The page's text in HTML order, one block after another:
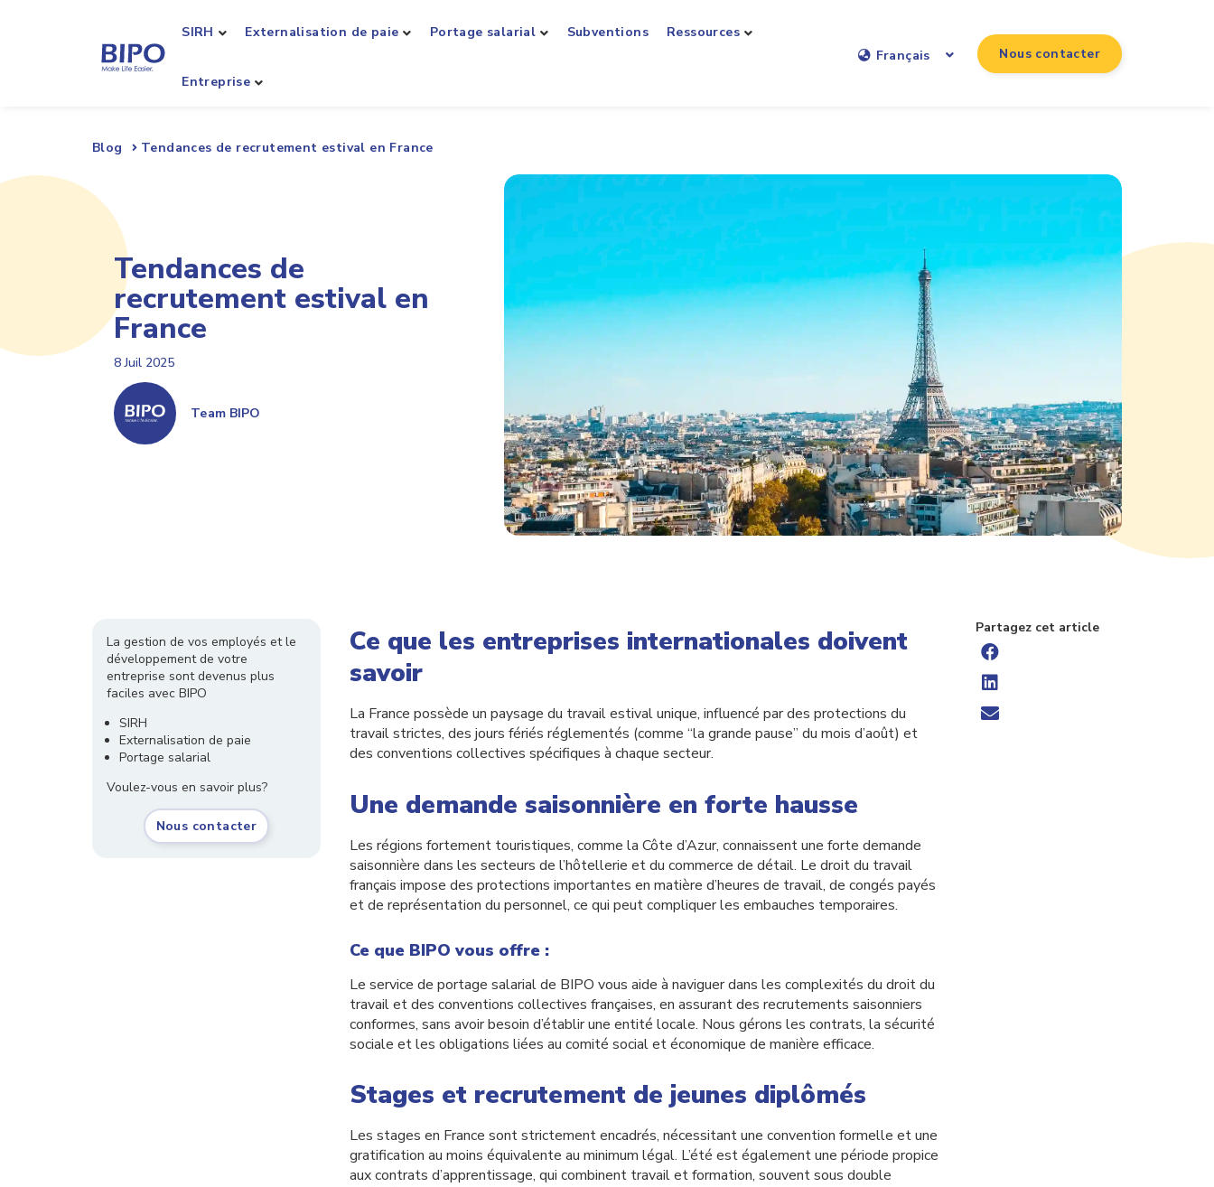
SIRH Externalisation de paie Portage salarial Subventions Ressources
Entreprise
Français Nous contacter
Blog Tendances de recrutement estival en France
Tendances de
recrutement estival en
France
8 Juil 2025
Team BIPO
La gestion de vos employés et le
développement de votre
entreprise sont devenus plus
faciles avec BIPO
SIRH
Externalisation de paie
Portage salarial
Voulez-vous en savoir plus?
Nous contacter
Ce que les entreprises internationales doivent
savoir
La France possède un paysage du travail estival unique, influencé par des protections du
travail strictes, des jours fériés réglementés (comme “la grande pause” du mois d’août) et
des conventions collectives spécifiques à chaque secteur.
Une demande saisonnière en forte hausse
Les régions fortement touristiques, comme la Côte d’Azur, connaissent une forte demande
saisonnière dans les secteurs de l’hôtellerie et du commerce de détail. Le droit du travail
français impose des protections importantes en matière d’heures de travail, de congés payés
et de représentation du personnel, ce qui peut compliquer les embauches temporaires.
Ce que BIPO vous offre :
Le service de portage salarial de BIPO vous aide à naviguer dans les complexités du droit du
travail et des conventions collectives françaises, en assurant des recrutements saisonniers
conformes, sans avoir besoin d’établir une entité locale. Nous gérons les contrats, la sécurité
sociale et les obligations liées au comité social et économique de manière efficace.
Stages et recrutement de jeunes diplômés
Les stages en France sont strictement encadrés, nécessitant une convention formelle et une
gratification au moins équivalente au minimum légal. L’été est également une période propice
aux contrats d’apprentissage, qui combinent travail et formation, souvent sous double
Partagez cet article